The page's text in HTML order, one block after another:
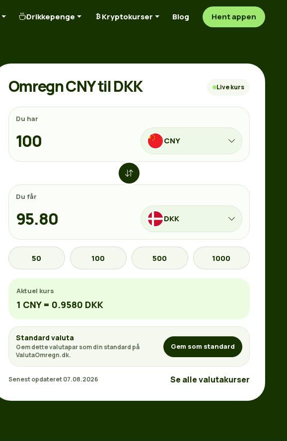
Drikkepenge Kryptokurser Blog Hent appen
Omregn CNY til DKK Live kurs
Du har
CNY
Du får
DKK
50 100 500 1000
Aktuel kurs
1 CNY = 0.9580 DKK
Standard valuta
Gem dette valutapar som din standard på
ValutaOmregn.dk.
Gem som standard
Senest opdateret 07.08.2026 Se alle valutakurser